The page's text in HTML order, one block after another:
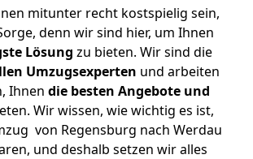
mitunter recht kostspielig sein,
denn wir sind hier, um Ihnen
Lösung zu bieten. Wir sind die
Umzugsexperten und arbeiten
Ihnen die besten Angebote und
Wir wissen, wie wichtig es ist,
von Regensburg nach Werdau
und deshalb setzen wir alles